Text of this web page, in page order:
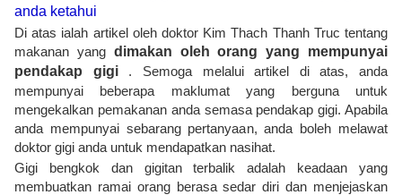
anda ketahui
Di atas ialah artikel oleh doktor Kim Thach Thanh Truc tentang
makanan yang dimakan oleh orang yang mempunyai
pendakap gigi. Semoga melalui artikel di atas, anda
mempunyai beberapa maklumat yang berguna untuk
mengekalkan pemakanan anda semasa pendakap gigi. Apabila
anda mempunyai sebarang pertanyaan, anda boleh melawat
doktor gigi anda untuk mendapatkan nasihat.
Gigi bengkok dan gigitan terbalik adalah keadaan yang
membuatkan ramai orang berasa sedar diri dan menjejaskan